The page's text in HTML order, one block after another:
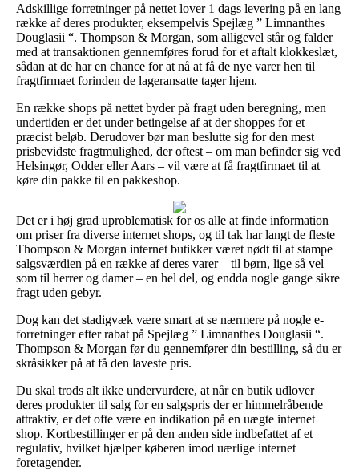
Adskillige forretninger på nettet lover 1 dags levering på en lang
række af deres produkter, eksempelvis Spejlæg ” Limnanthes
Douglasii “. Thompson & Morgan, som alligevel står og falder
med at transaktionen gennemføres forud for et aftalt klokkeslæt,
sådan at de har en chance for at nå at få de nye varer hen til
fragtfirmaet forinden de lageransatte tager hjem.
En række shops på nettet byder på fragt uden beregning, men
undertiden er det under betingelse af at der shoppes for et
præcist beløb. Derudover bør man beslutte sig for den mest
prisbevidste fragtmulighed, der oftest – om man befinder sig ved
Helsingør, Odder eller Aars – vil være at få fragtfirmaet til at
køre din pakke til en pakkeshop.
Det er i høj grad uproblematisk for os alle at finde information
om priser fra diverse internet shops, og til tak har langt de fleste
Thompson & Morgan internet butikker været nødt til at stampe
salgsværdien på en række af deres varer – til børn, lige så vel
som til herrer og damer – en hel del, og endda nogle gange sikre
fragt uden gebyr.
Dog kan det stadigvæk være smart at se nærmere på nogle e-
forretninger efter rabat på Spejlæg ” Limnanthes Douglasii “.
Thompson & Morgan før du gennemfører din bestilling, så du er
skråsikker på at få den laveste pris.
Du skal trods alt ikke undervurdere, at når en butik udlover
deres produkter til salg for en salgspris der er himmelråbende
attraktiv, er det ofte være en indikation på en uægte internet
shop. Kortbestillinger er på den anden side indbefattet af et
regulativ, hvilket hjælper køberen imod uærlige internet
foretagender.